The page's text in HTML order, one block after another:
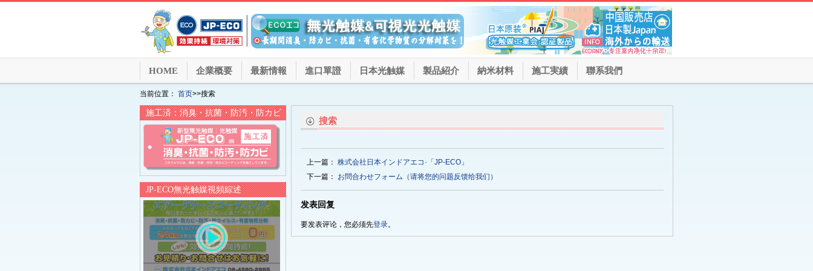
HOME 企業概要 最新情報 進口單證 日本光触媒 製品紹介 納米材料 施工実績 聯系我們
当前位置： 首页>>搜索
搜索
上一篇： 株式会社日本インドアエコ·「JP-ECO」
下一篇： お問合わせフォーム（请将您的问题反馈给我们）
发表回复
要发表评论，您必须先登录。
施工済：消臭・抗菌・防汚・防カビ
JP-ECO無光触媒視頻綜述